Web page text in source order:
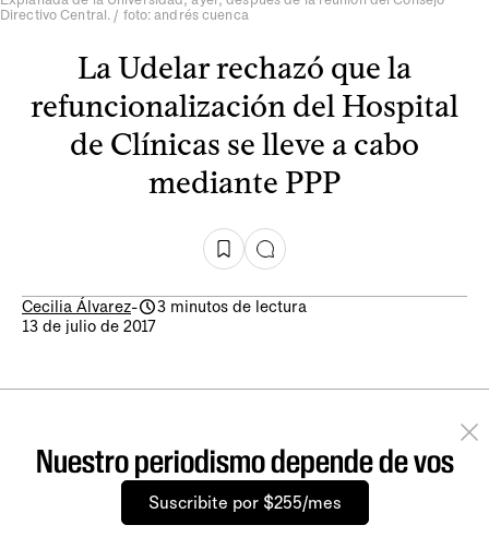
Directivo Central. / foto: andrés cuenca
La Udelar rechazó que la
refuncionalización del Hospital
de Clínicas se lleve a cabo
mediante PPP
Cecilia Álvarez-
3 minutos de lectura
13 de julio de 2017
Nuestro periodismo depende de vos
Suscribite por $255/mes